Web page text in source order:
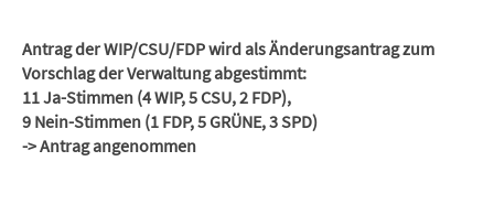
Antrag der WIP/CSU/FDP wird als Änderungsantrag zum
Vorschlag der Verwaltung abgestimmt:
11 Ja-Stimmen (4 WIP, 5 CSU, 2 FDP),
9 Nein-Stimmen (1 FDP, 5 GRÜNE, 3 SPD)
-> Antrag angenommen